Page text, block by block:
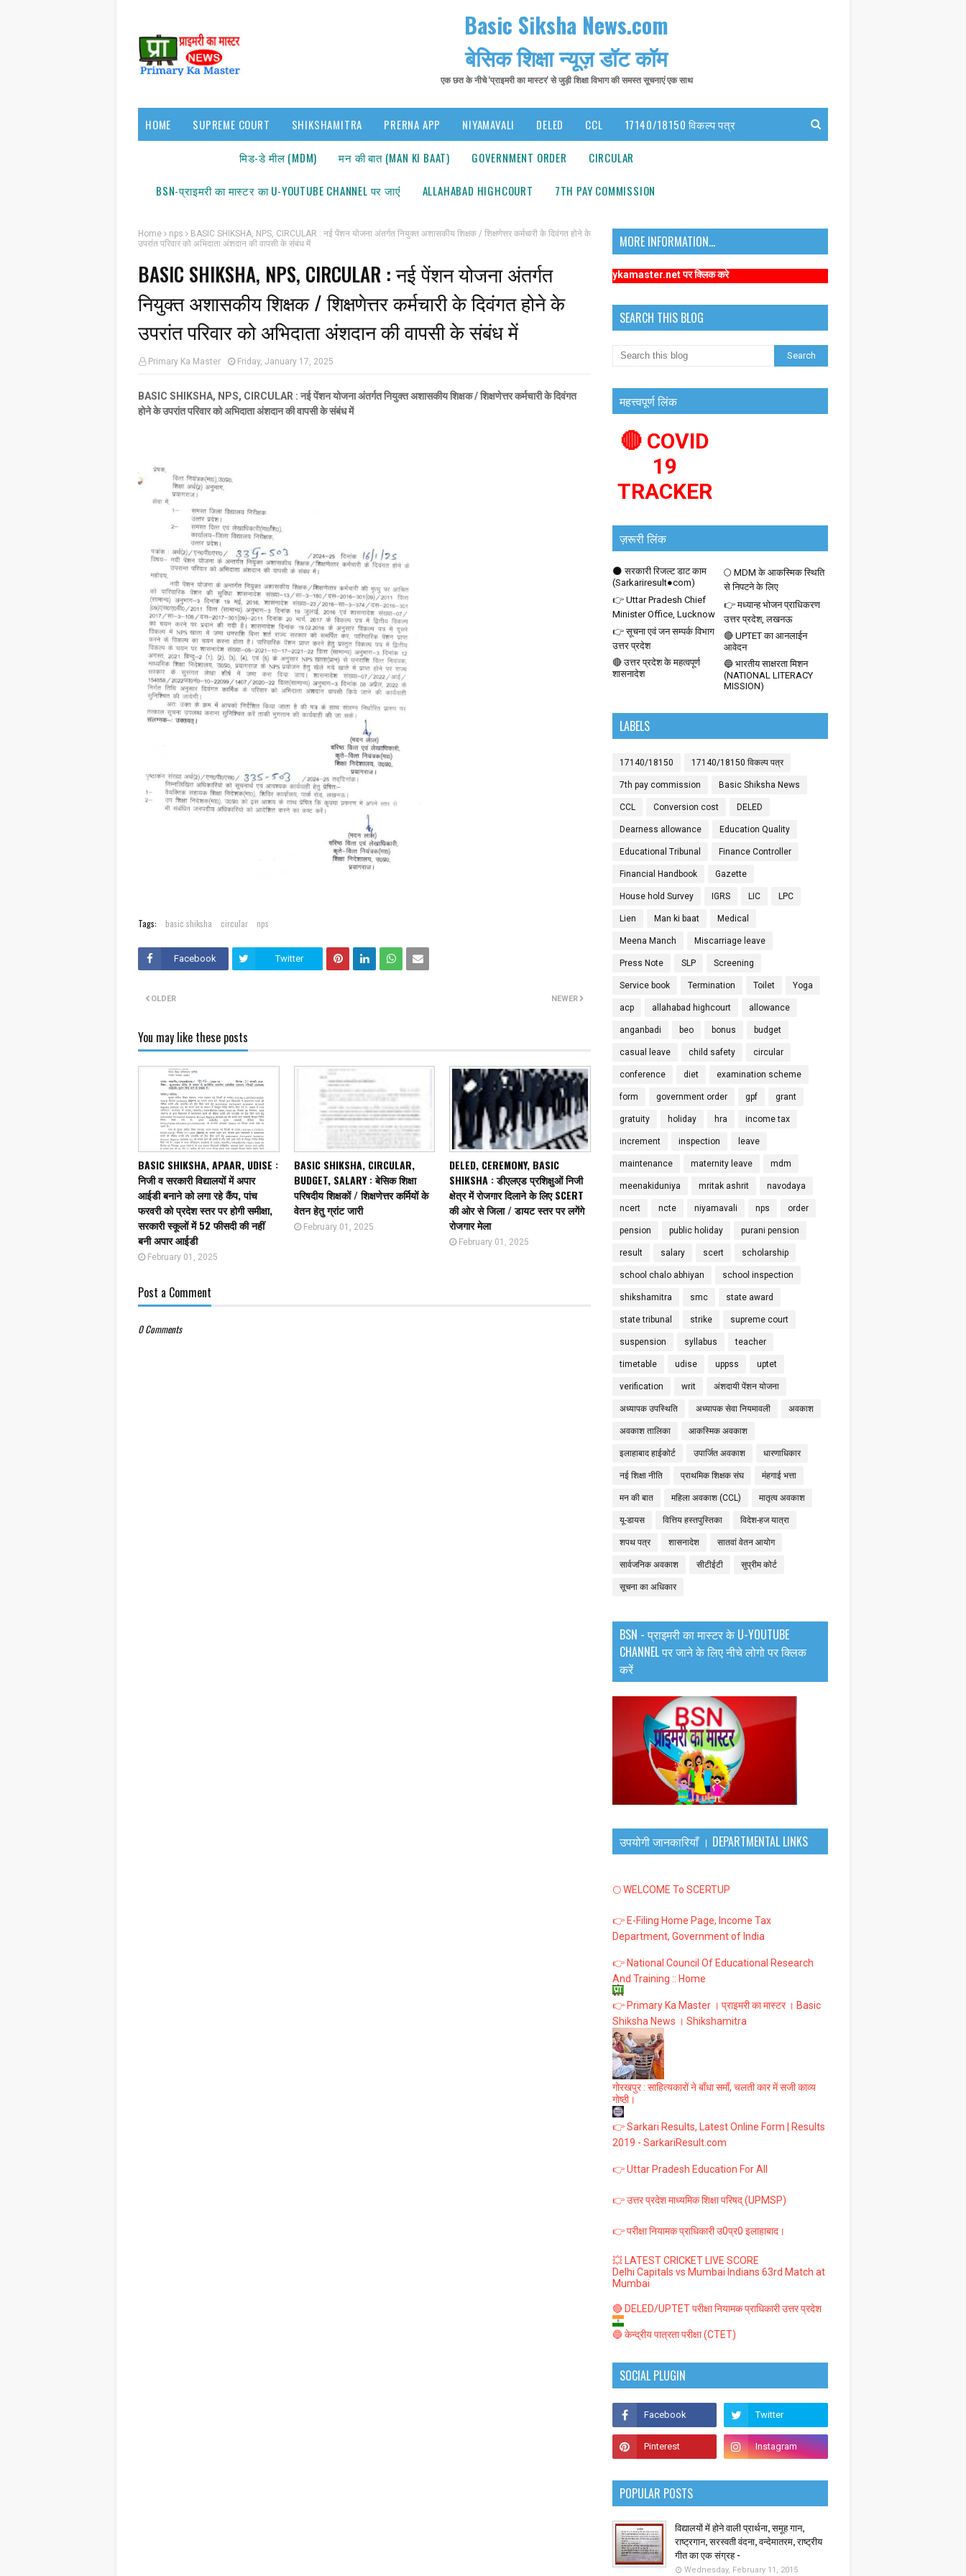
Basic Siksha News.com
बेसिक शिक्षा न्यूज़ डॉट कॉम
एक छत के नीचे 'प्राइमरी का मास्टर' से जुड़ी शिक्षा विभाग की समस्त सूचनाएं एक साथ
HOME SUPREME COURT SHIKSHAMITRA PRERNA APP NIYAMAVALI DELED CCL 17140/18150 विकल्प पत्र
मिड-डे मील (MDM) मन की बात (MAN KI BAAT) GOVERNMENT ORDER CIRCULAR
BSN-प्राइमरी का मास्टर का U-YOUTUBE CHANNEL पर जाएंं ALLAHABAD HIGHCOURT 7TH PAY COMMISSION
Home nps
BASIC SHIKSHA, NPS, CIRCULAR : नई पेंशन योजना अंतर्गत नियुक्त अशासकीय शिक्षक / शिक्षणेत्तर कर्मचारी के दिवंगत होने के
उपरांत परिवार को अभिदाता अंशदान की वापसी के संबंध में
BASIC SHIKSHA, NPS, CIRCULAR : नई पेंशन योजना अंतर्गत
नियुक्त अशासकीय शिक्षक / शिक्षणेत्तर कर्मचारी के दिवंगत होने के
उपरांत परिवार को अभिदाता अंशदान की वापसी के संबंध में
Primary Ka Master Friday, January 17, 2025
BASIC SHIKSHA, NPS, CIRCULAR : नई पेंशन योजना अंतर्गत नियुक्त अशासकीय शिक्षक / शिक्षणेत्तर कर्मचारी के दिवंगत
होने के उपरांत परिवार को अभिदाता अंशदान की वापसी के संबंध में
Tags: basic shiksha circular nps
Facebook Twitter
NEWER
OLDER
You may like these posts
BASIC SHIKSHA, APAAR, UDISE :
निजी व सरकारी विद्यालयों में अपार
आईडी बनाने को लगा रहे कैंप, पांच
फरवरी को प्रदेश स्तर पर होगी समीक्षा,
सरकारी स्कूलों में 52 फीसदी की नहीं
बनी अपार आईडी
February 01, 2025
BASIC SHIKSHA, CIRCULAR,
BUDGET, SALARY : बेसिक शिक्षा
परिषदीय शिक्षकों / शिक्षणेत्तर कर्मियों के
वेतन हेतु ग्रांट जारी
February 01, 2025
DELED, CEREMONY, BASIC
SHIKSHA : डीएलएड प्रशिक्षुओं निजी
क्षेत्र में रोजगार दिलाने के लिए SCERT
की ओर से जिला / डायट स्तर पर लगेंगे
रोजगार मेला
February 01, 2025
Post a Comment
0 Comments
MORE INFORMATION...
सूचना: अधिक संबंधित समाचारों के लिए कृपया https://www.primarykamaster.net पर क्लिक करे
SEARCH THIS BLOG
महत्त्वपूर्ण लिंक
🔴 COVID
19
TRACKER
ज़रूरी लिंक
🌑 सरकारी रिजल्ट डाट काम
(Sarkariresult●com)
🌕 MDM के आकस्मिक स्थिति
से निपटने के लिए
👉 Uttar Pradesh Chief
Minister Office, Lucknow
👉 मध्यान्ह भोजन प्राधिकरण
उत्तर प्रदेश, लखनऊ
👉 सूचना एवं जन सम्पर्क विभाग
उत्तर प्रदेश
🔴 UPTET का आनलाईन
आवेदन
🔴 उत्तर प्रदेश के महत्वपूर्ण
शासनादेश
🔵 भारतीय साक्षरता मिशन
(NATIONAL LITERACY
MISSION)
LABELS
17140/18150 17140/18150 विकल्प पत्र
7th pay commission Basic Shiksha News
CCL Conversion cost DELED
Dearness allowance Education Quality
Educational Tribunal Finance Controller
Financial Handbook Gazette
House hold Survey IGRS LIC LPC
Lien Man ki baat Medical
Meena Manch Miscarriage leave
Press Note SLP Screening
Service book Termination Toilet Yoga
acp allahabad highcourt allowance
anganbadi beo bonus budget
casual leave child safety circular
conference diet examination scheme
form government order gpf grant
gratuity holiday hra income tax
increment inspection leave
maintenance maternity leave mdm
meenakiduniya mritak ashrit navodaya
ncert ncte niyamavali nps order
pension public holiday purani pension
result salary scert scholarship
school chalo abhiyan school inspection
shikshamitra smc state award
state tribunal strike supreme court
suspension syllabus teacher
timetable udise uppss uptet
verification writ अंशदायी पेंशन योजना
अध्यापक उपस्थिति अध्यापक सेवा नियमावली अवकाश
अवकाश तालिका आकस्मिक अवकाश
इलाहाबाद हाईकोर्ट उपार्जित अवकाश धारणाधिकार
नई शिक्षा नीति प्राथमिक शिक्षक संघ मंहगाई भत्ता
मन की बात महिला अवकाश (CCL) मातृत्व अवकाश
यू-डायस वित्तिय हस्तपुस्तिका विदेश-हज यात्रा
शपथ पत्र शासनादेश सातवां वेतन आयोग
सार्वजनिक अवकाश सीटीईटी सुप्रीम कोर्ट
सूचना का अधिकार
BSN - प्राइमरी का मास्टर के U-YOUTUBE
CHANNEL पर जाने के लिए नीचे लोगो पर क्लिक
करें
उपयोगी जानकारियाँ । DEPARTMENTAL LINKS
🌕 WELCOME To SCERTUP
👉 E-Filing Home Page, Income Tax
Department, Government of India
👉 National Council Of Educational Research
And Training :: Home
👉 Primary Ka Master । प्राइमरी का मास्टर । Basic
Shiksha News । Shikshamitra
गोरखपुर : साहित्यकारों ने बाँधा समाँ, चलती कार में सजी काव्य
गोष्ठी।
👉 Sarkari Results, Latest Online Form | Results
2019 - SarkariResult.com
👉 Uttar Pradesh Education For All
👉 उत्तर प्रदेश माध्यमिक शिक्षा परिषद् (UPMSP)
👉 परीक्षा नियामक प्राधिकारी उ0प्र0 इलाहाबाद।
💥 LATEST CRICKET LIVE SCORE
Delhi Capitals vs Mumbai Indians 63rd Match at
Mumbai
🔴 DELED/UPTET परीक्षा नियामक प्राधिकारी उत्तर प्रदेश
🔵 केन्द्रीय पात्रता परीक्षा (CTET)
SOCIAL PLUGIN
POPULAR POSTS
विद्यालयों में होने वाली प्रार्थना, समूह गान,
राष्ट्रगान, सरस्वती वंदना, वन्देमातरम, राष्ट्रीय
गीत का एक संग्रह -
Wednesday, February 11, 2015